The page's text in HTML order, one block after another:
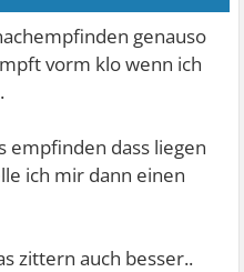
genauso
vorm klo wenn ich
empfinden dass liegen
ich mir dann einen
zittern auch besser..